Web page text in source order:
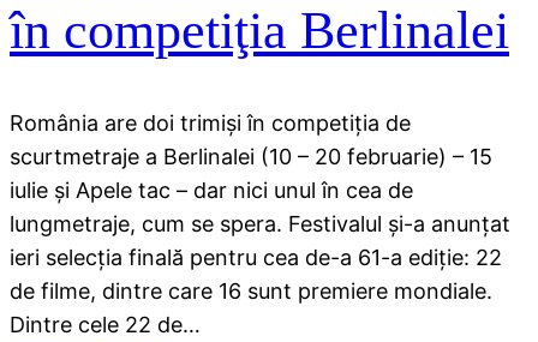
în competiţia Berlinalei
România are doi trimişi în competiţia de
scurtmetraje a Berlinalei (10 – 20 februarie) – 15
iulie şi Apele tac – dar nici unul în cea de
lungmetraje, cum se spera. Festivalul şi-a anunţat
ieri selecţia finală pentru cea de-a 61-a ediţie: 22
de filme, dintre care 16 sunt premiere mondiale.
Dintre cele 22 de…